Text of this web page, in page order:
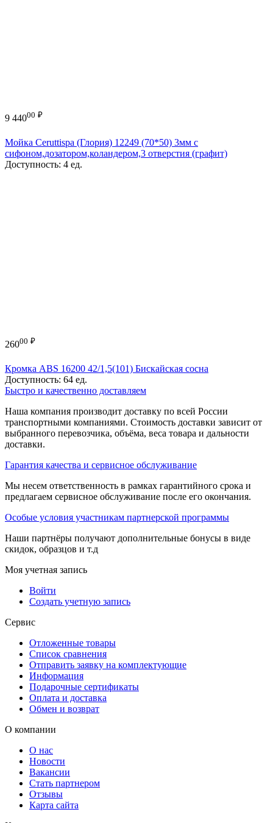
9 44000 ₽
Мойка Ceruttispa (Глория) 12249 (70*50) 3мм с
сифоном,дозатором,коландером,3 отверстия (графит)
Доступность: 4 ед.
26000 ₽
Кромка ABS 16200 42/1,5(101) Бискайская сосна
Доступность: 64 ед.
Быстро и качественно доставляем
Наша компания производит доставку по всей России
транспортными компаниями. Стоимость доставки зависит от
выбранного перевозчика, объёма, веса товара и дальности
доставки.
Гарантия качества и сервисное обслуживание
Мы несем ответственность в рамках гарантийного срока и
предлагаем сервисное обслуживание после его окончания.
Особые условия участникам партнерской программы
Наши партнёры получают дополнительные бонусы в виде
скидок, образцов и т.д
Моя учетная запись
Войти
Создать учетную запись
Сервис
Отложенные товары
Список сравнения
Отправить заявку на комплектующие
Информация
Подарочные сертификаты
Оплата и доставка
Обмен и возврат
О компании
О нас
Новости
Вакансии
Стать партнером
Отзывы
Карта сайта